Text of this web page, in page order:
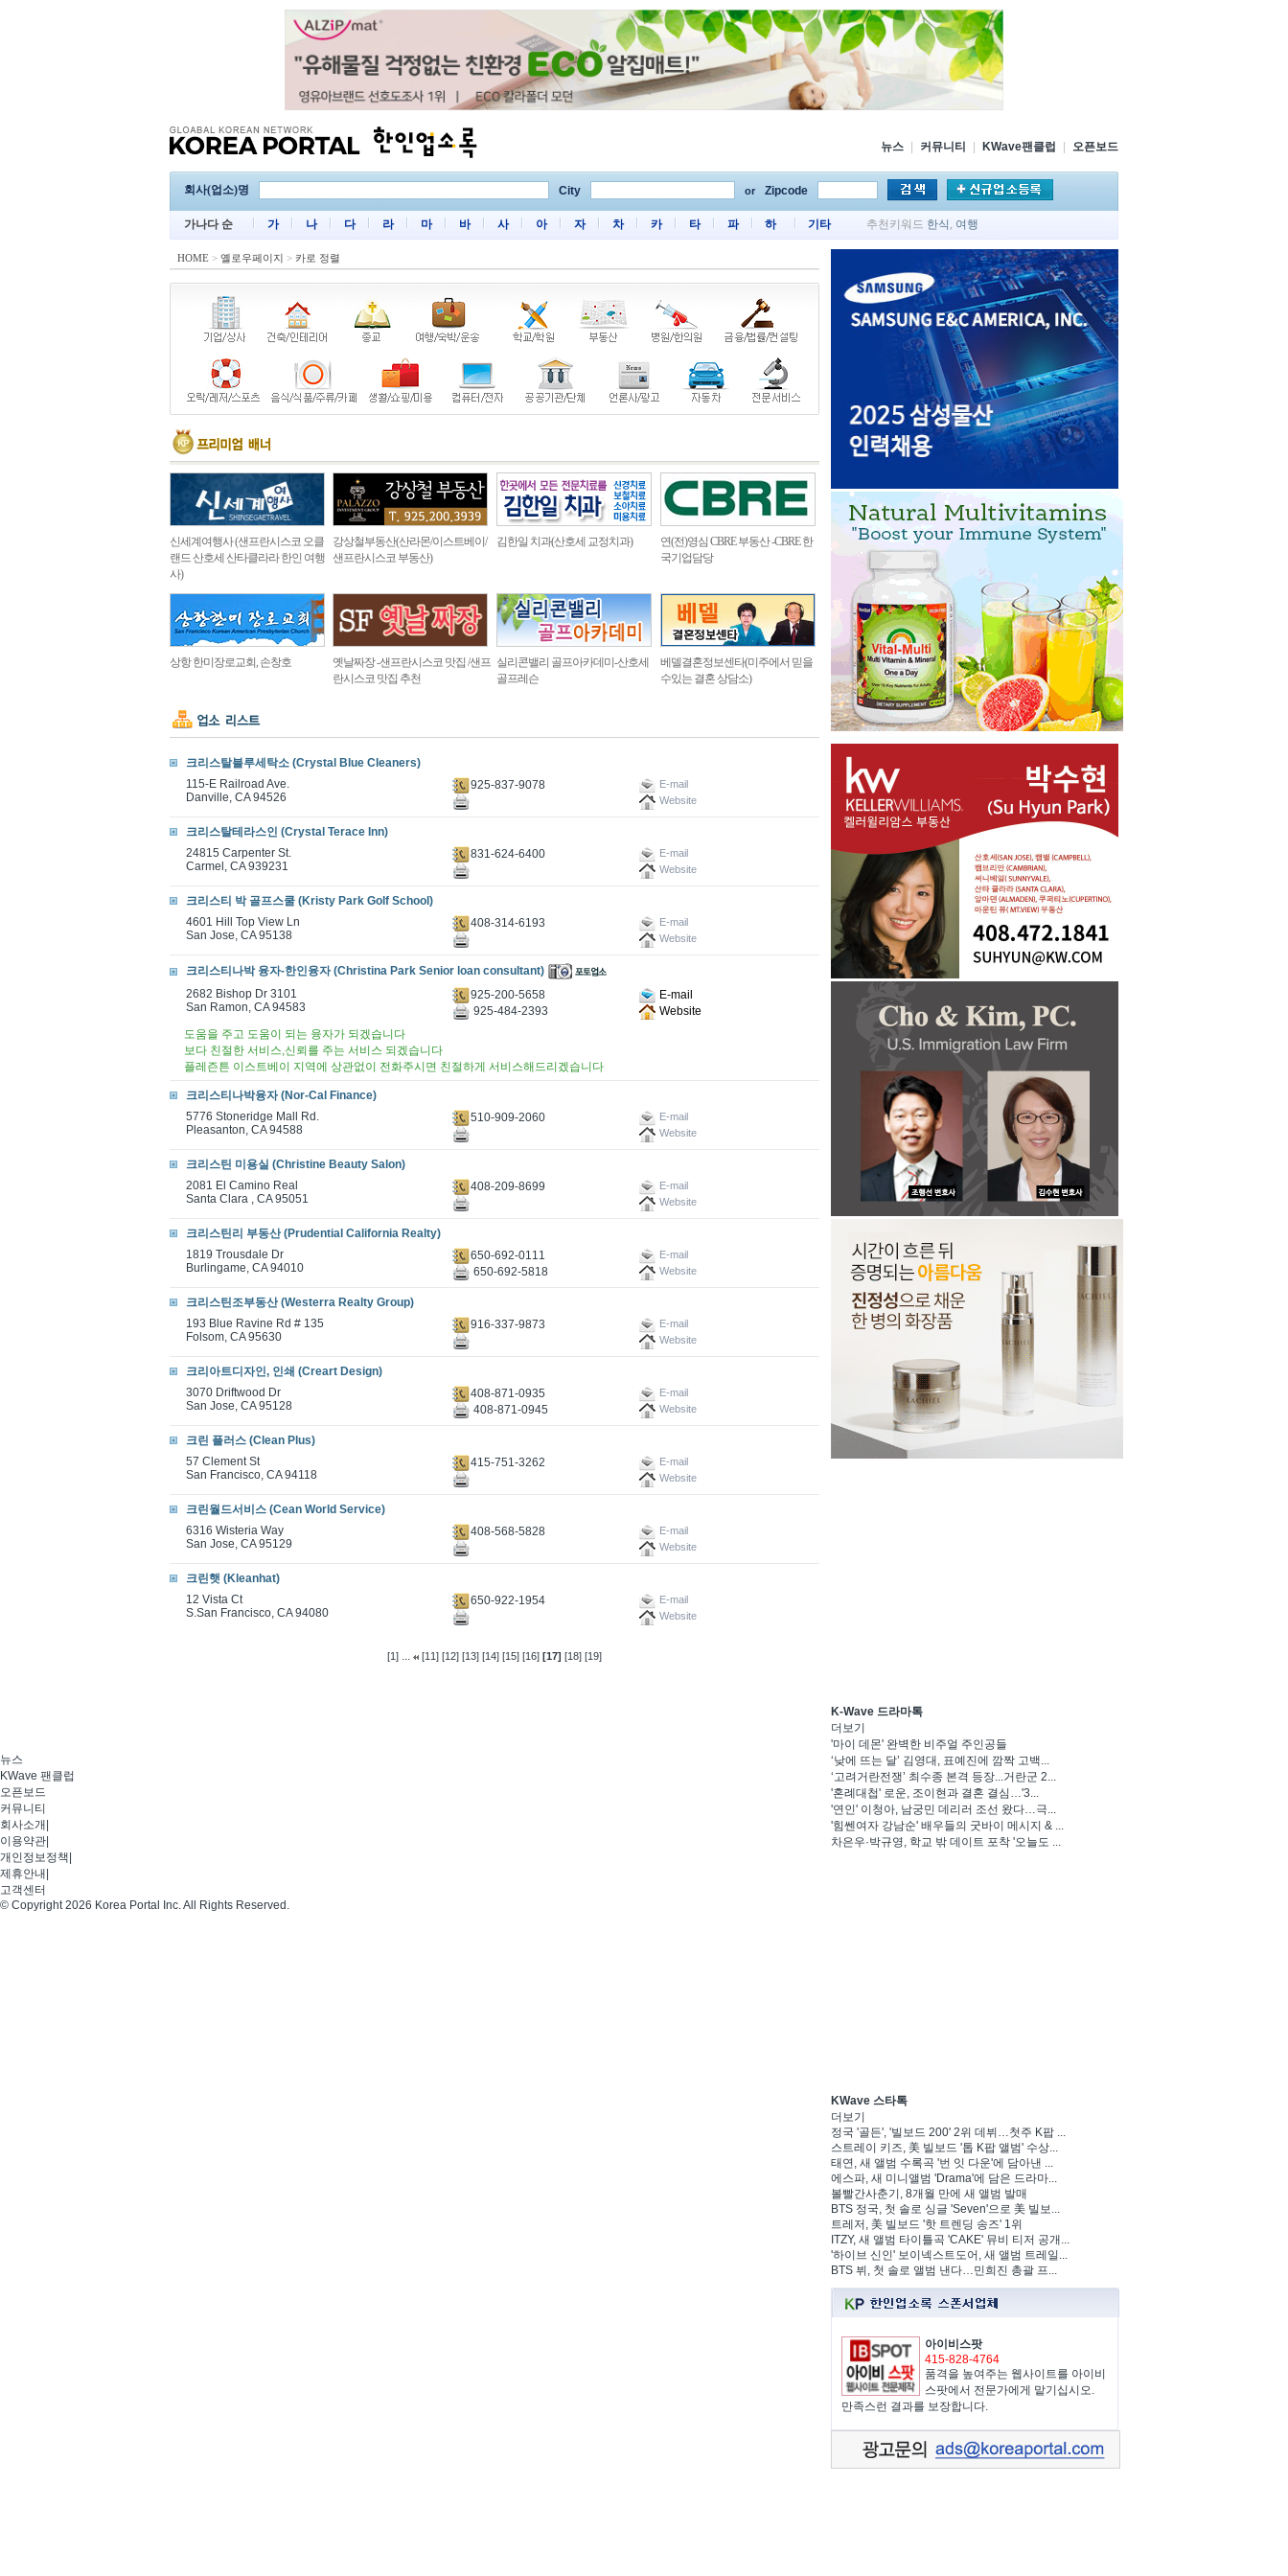
뉴스 커뮤니티 KWave팬클럽 오픈보드
회사(업소)명 City or Zipcode
가나다 순 가 나 다 라 마 바 사 아 자 차 카 타 파 하 기타 추천키워드 한식 , 여행
HOME > 옐로우페이지 > 카로 정렬
신세계여행사 (샌프란시스코 오클
랜드 산호세 산타클라라 한인 여행
사)
강상철부동산(산라몬/이스트베이/
샌프란시스코 부동산)
김한일 치과(산호세 교정치과)
연(전)영심 CBRE 부동산 -CBRE 한
국기업담당
상항 한미장로교회, 손창호
옛날짜장 -샌프란시스코 맛집 /샌프
란시스코 맛집 추천
실리콘밸리 골프아카데미-산호세
골프레슨
베델결혼정보센타(미주에서 믿을
수있는 결혼 상담소)
크리스탈블루세탁소 (Crystal Blue Cleaners)
115-E Railroad Ave.
Danville, CA 94526
925-837-9078
E-mail
Website
크리스탈테라스인 (Crystal Terace Inn)
24815 Carpenter St.
Carmel, CA 939231
831-624-6400
E-mail
Website
크리스티 박 골프스쿨 (Kristy Park Golf School)
4601 Hill Top View Ln
San Jose, CA 95138
408-314-6193
E-mail
Website
크리스티나박 융자-한인융자 (Christina Park Senior loan consultant)
2682 Bishop Dr 3101
San Ramon, CA 94583
925-200-5658
E-mail
925-484-2393
Website
도움을 주고 도움이 되는 융자가 되겠습니다
보다 친절한 서비스,신뢰를 주는 서비스 되겠습니다
플레즌튼 이스트베이 지역에 상관없이 전화주시면 친절하게 서비스해드리겠습니다
크리스티나박융자 (Nor-Cal Finance)
5776 Stoneridge Mall Rd.
Pleasanton, CA 94588
510-909-2060
E-mail
Website
크리스틴 미용실 (Christine Beauty Salon)
2081 El Camino Real
Santa Clara , CA 95051
408-209-8699
E-mail
Website
크리스틴리 부동산 (Prudential California Realty)
1819 Trousdale Dr
Burlingame, CA 94010
650-692-0111 E-mail
650-692-5818 Website
크리스틴조부동산 (Westerra Realty Group)
193 Blue Ravine Rd # 135
Folsom, CA 95630
916-337-9873
E-mail
Website
크리아트디자인, 인쇄 (Creart Design)
3070 Driftwood Dr
San Jose, CA 95128
408-871-0935 E-mail
408-871-0945 Website
크린 플러스 (Clean Plus)
57 Clement St
San Francisco, CA 94118
415-751-3262
E-mail
Website
크린월드서비스 (Cean World Service)
6316 Wisteria Way
San Jose, CA 95129
408-568-5828
E-mail
Website
크린햇 (Kleanhat)
12 Vista Ct
S.San Francisco, CA 94080
650-922-1954
E-mail
Website
[1] ... [11] [12] [13] [14] [15] [16] [17] [18] [19]
K-Wave 드라마톡
더보기
'마이 데몬' 완벽한 비주얼 주인공들
‘낮에 뜨는 달’ 김영대, 표예진에 깜짝 고백...
‘고려거란전쟁’ 최수종 본격 등장...거란군 2...
'혼례대첩' 로운, 조이현과 결혼 결심…'3...
'연인' 이청아, 남궁민 데리러 조선 왔다…극...
'힘쎈여자 강남순' 배우들의 굿바이 메시지 & ...
차은우·박규영, 학교 밖 데이트 포착 '오늘도 ...
KWave 스타톡
더보기
정국 '골든', '빌보드 200' 2위 데뷔…첫주 K팝 ...
스트레이 키즈, 美 빌보드 '톱 K팝 앨범' 수상...
태연, 새 앨범 수록곡 '번 잇 다운'에 담아낸 ...
에스파, 새 미니앨범 'Drama'에 담은 드라마...
볼빨간사춘기, 8개월 만에 새 앨범 발매
BTS 정국, 첫 솔로 싱글 'Seven'으로 美 빌보...
트레저, 美 빌보드 '핫 트렌딩 송즈' 1위
ITZY, 새 앨범 타이틀곡 'CAKE' 뮤비 티저 공개...
'하이브 신인' 보이넥스트도어, 새 앨범 트레일...
BTS 뷔, 첫 솔로 앨범 낸다…민희진 총괄 프...
아이비스팟
415-828-4764
품격을 높여주는 웹사이트를 아이비
스팟에서 전문가에게 맡기십시오.
만족스런 결과를 보장합니다.
뉴스
KWave 팬클럽
오픈보드
커뮤니티
회사소개
이용약관
개인정보정책
제휴안내
고객센터
© Copyright 2026 Korea Portal Inc. All Rights Reserved.